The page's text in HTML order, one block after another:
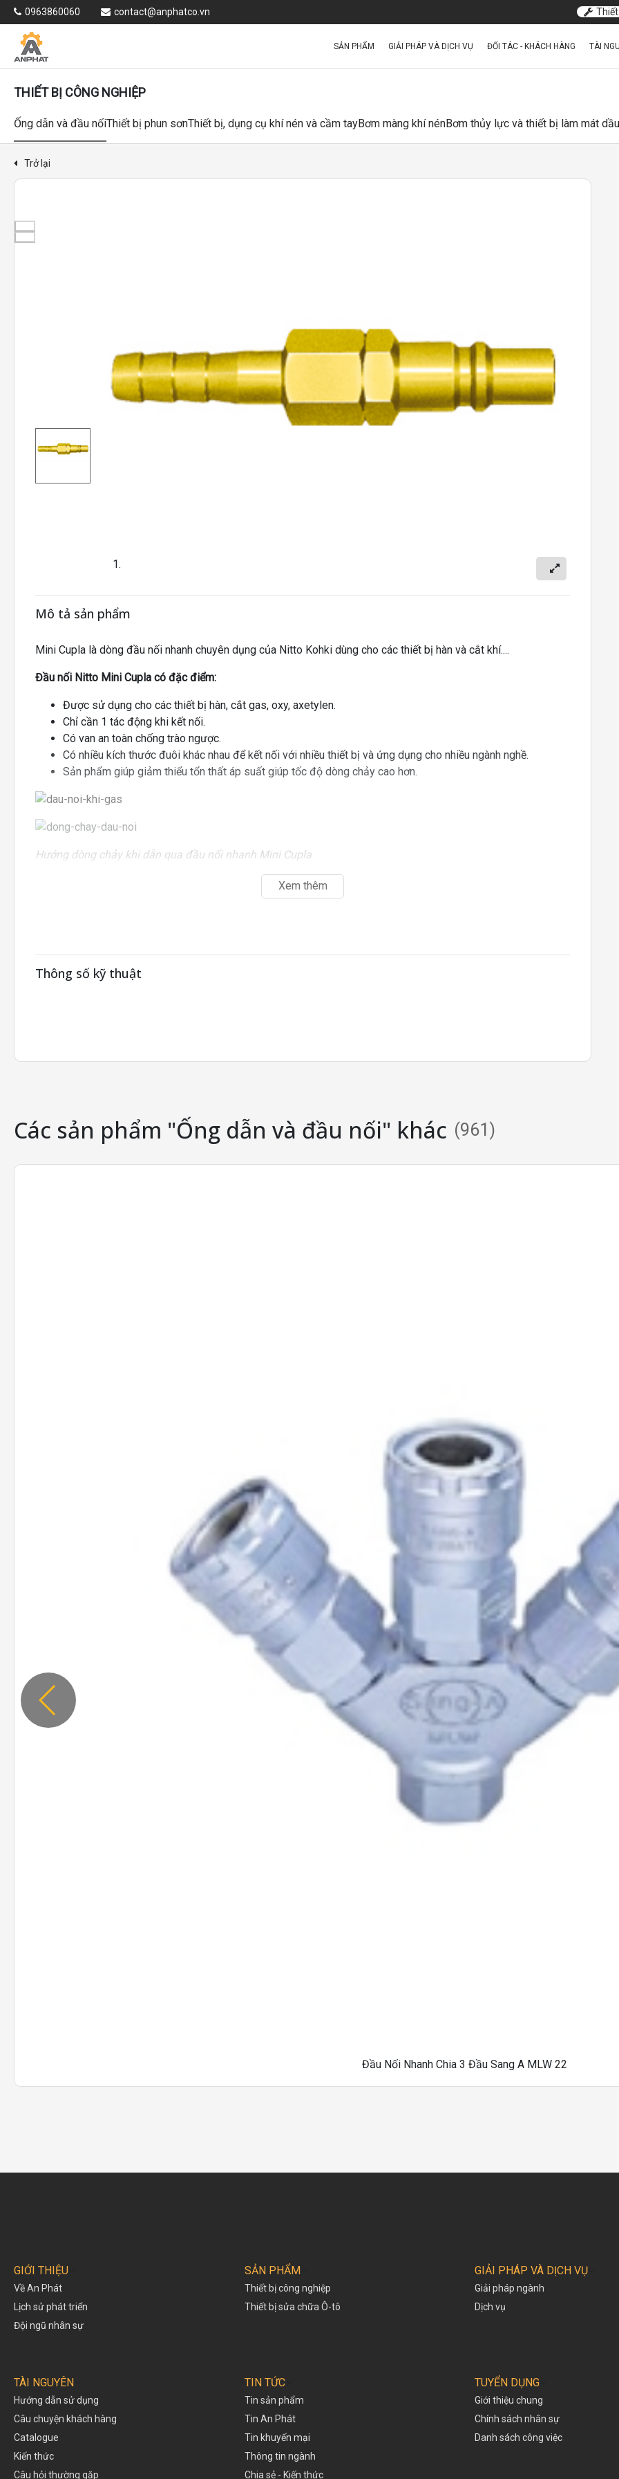
0963860060 contact@anphatco.vn
SẢN PHẨM GIẢI PHÁP VÀ DỊCH VỤ ĐỐI TÁC - KHÁCH HÀNG TÀI
THIẾT BỊ CÔNG NGHIỆP
Ống dẫn và đầu nốiThiết bị phun sơnThiết bị, dụng cụ khí nén và cầm tayBơm màng khí nénBơm thủy lực và thiết bị làm mát dầu
Trở lại
Mô tả sản phẩm
Mini Cupla là dòng đầu nối nhanh chuyên dụng của Nitto Kohki dùng cho các thiết bị hàn và cắt khí....
Đầu nối Nitto Mini Cupla có đặc điểm:
Được sử dụng cho các thiết bị hàn, cắt gas, oxy, axetylen.
Chỉ cần 1 tác động khi kết nối.
Có van an toàn chống trào ngược.
Có nhiều kích thước đuôi khác nhau để kết nối với nhiều thiết bị và ứng dụng cho nhiều ngành nghề.
Sản phẩm giúp giảm thiểu tổn thất áp suất giúp tốc độ dòng chảy cao hơn.
Hướng dòng chảy khi dẫn qua đầu nối nhanh Mini Cupla
Xem thêm
Thông số kỹ thuật
Các sản phẩm "Ống dẫn và đầu nối" khác (961 )
Đầu Nối Nhanh Chia 3 Đầu Sang A MLW 22
GIỚI THIỆU
Về An Phát
Lịch sử phát triển
Đội ngũ nhân sự
SẢN PHẨM
Thiết bị công nghiệp
Thiết bị sửa chữa Ô-tô
GIẢI PHÁP VÀ DỊCH VỤ
Giải pháp ngành
Dịch vụ
TÀI NGUYÊN
Hướng dẫn sử dụng
Câu chuyện khách hàng
Catalogue
Kiến thức
Câu hỏi thường gặp
TIN TỨC
Tin sản phẩm
Tin An Phát
Tin khuyến mại
Thông tin ngành
Chia sẻ - Kiến thức
TUYỂN DỤNG
Giới thiệu chung
Chính sách nhân sự
Danh sách công việc